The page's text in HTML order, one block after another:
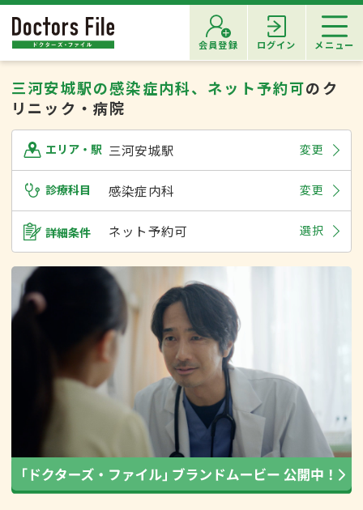
会員登録 ログイン メニュー
三河安城駅の感染症内科、ネット予約可のク
リニック・病院
エリア・駅 三河安城駅 変更
診療科目 感染症内科 変更
詳細条件 ネット予約可 選択